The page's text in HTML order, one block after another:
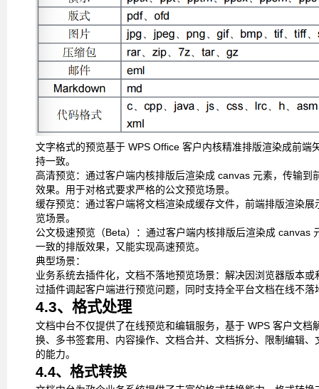
文字格式的预览基于 WPS Office 客户内核精准排版渲染成前端
持一致。
高清预览：通过客户端内核排版后渲染成 canvas 元素，传输到
效果。用于对格式要求严格的公文预览场景。
缓存预览：通过客户端将文档渲染成缓存文件，前端排版渲染
览场景。
公文极速预览（Beta）：通过客户端内核排版后渲染成 canvas
一致的排版效果，又能实现高速预览。
典型场景：
业务系统去插件化，文档不落地预览场景：解决因浏览器版本或
过插件调起客户端进行预览问题，同时支持全平台文档在线不落
4.3、格式处理
文档中台不仅提供了在线预览和编辑服务，基于 WPS 客户文档
换、多书签套用、内容操作、文档合并、文档拆分、限制编辑
的能力。
4.4、格式转换